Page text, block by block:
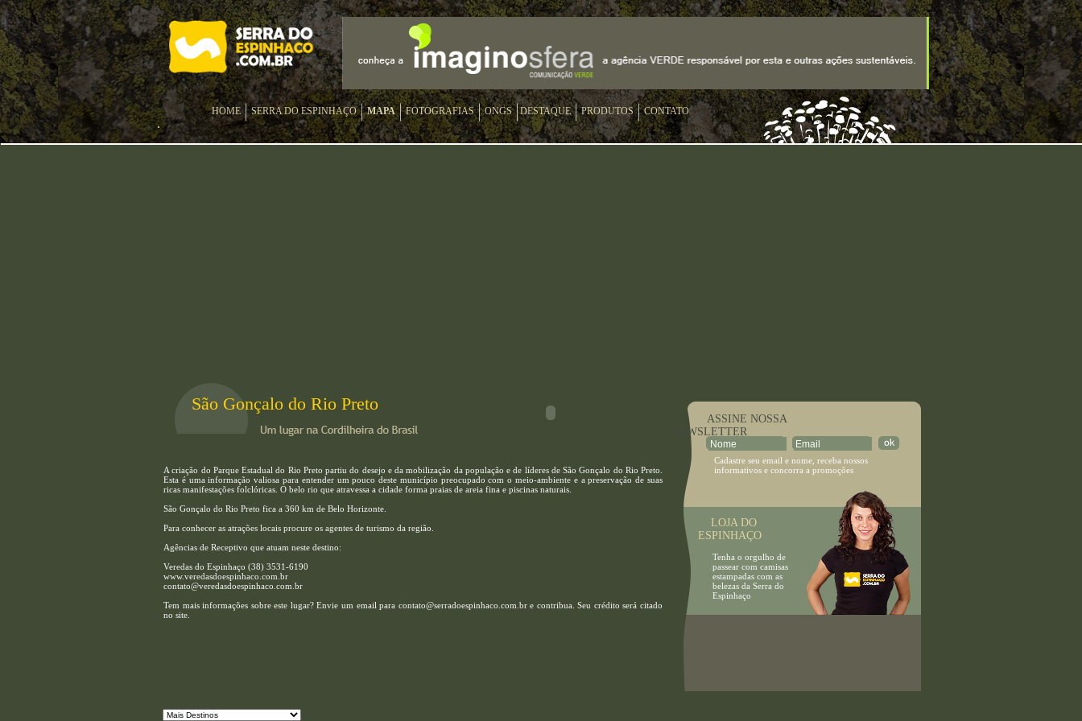
HOME SERRA DO ESPINHAÇO MAPA FOTOGRAFIAS ONGS DESTAQUE PRODUTOS CONTATO
São Gonçalo do Rio Preto
A criação do Parque Estadual do Rio Preto partiu do desejo e da mobilização da população e de líderes de São Gonçalo do Rio Preto.
Esta é uma informação valiosa para entender um pouco deste município preocupado com o meio-ambiente e a preservação de suas
ricas manifestações folclóricas. O belo rio que atravessa a cidade forma praias de areia fina e piscinas naturais.
São Gonçalo do Rio Preto fica a 360 km de Belo Horizonte.
Para conhecer as atrações locais procure os agentes de turismo da região.
Agências de Receptivo que atuam neste destino:
Veredas do Espinhaço (38) 3531-6190
www.veredasdoespinhaco.com.br
contato@veredasdoespinhaco.com.br
Tem mais informações sobre este lugar? Envie um email para contato@serradoespinhaco.com.br e contribua. Seu crédito será citado
no site.
ASSINE NOSSA
NEWSLETTER
Cadastre seu email e nome, receba nossos
informativos e concorra a promoções
LOJA DO
ESPINHAÇO
Tenha o orgulho de
passear com camisas
estampadas com as
belezas da Serra do
Espinhaço